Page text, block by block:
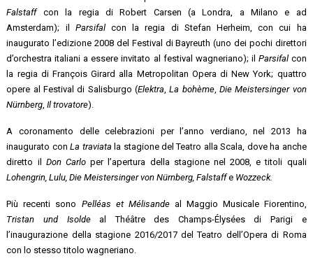
Falstaff con la regia di Robert Carsen (a Londra, a Milano e ad
Amsterdam); il Parsifalcon la regia di Stefan Herheim, con cui ha
inaugurato l’edizione 2008 del Festival di Bayreuth (uno dei pochi direttori
d’orchestra italiani a essere invitato al festival wagneriano); il Parsifal con
la regia di François Girard alla Metropolitan Opera di New York; quattro
opere al Festival di Salisburgo (Elektra ,La bohème, Die Meistersinger von
Nürnberg ,Il trovatore).
A coronamento delle celebrazioni per l’anno verdiano, nel 2013 ha
inaugurato conLa traviata la stagione del Teatro alla Scala, dove ha anche
diretto il Don Carloper l’apertura della stagione nel 2008, e titoli quali
Lohengrin, Lulu, Die Meistersinger von Nürnberg, Falstaffe Wozzeck.
Più recenti sono Pelléas et Mélisande al Maggio Musicale Fiorentino,
Tristan und Isoldeal Théâtre des Champs-Élysées di Parigi e
l’inaugurazione della stagione 2016/2017 del Teatro dell’Opera di Roma
con lo stesso titolo wagneriano.